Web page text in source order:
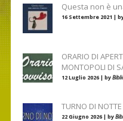
Questa non è
16 Settembre 2021 |
ORARIO DI
MONTOPOLI DI
12 Luglio 2026 | by
TURNO DI
22 Giugno 2026 | by